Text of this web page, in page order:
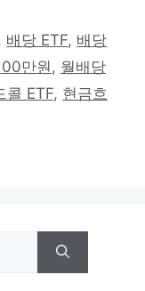
, 배당 ETF, 배당
만원, 월배당
콜 ETF, 현금흐